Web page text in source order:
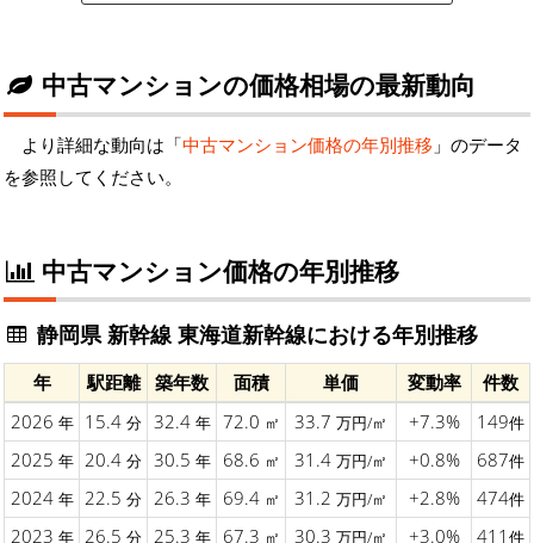
中古マンションの価格相場の最新動向
より詳細な動向は「中古マンション価格の年別推移 」のデータ
を参照してください。
中古マンション価格の年別推移
静岡県 新幹線 東海道新幹線における年別推移
年 駅距離 築年数 面積 単価 変動率
件数
2026 年 15.4 分 32.4 年 72.0 ㎡ 33.7 万円/㎡ +7.3% 149件
2025 年 20.4 分 30.5 年 68.6 ㎡ 31.4 万円/㎡ +0.8% 687件
2024 年 22.5 分 26.3 年 69.4 ㎡ 31.2 万円/㎡ +2.8% 474件
2023 年 26.5 分 25.3 年 67.3 ㎡ 30.3 万円/㎡ +3.0% 411 件